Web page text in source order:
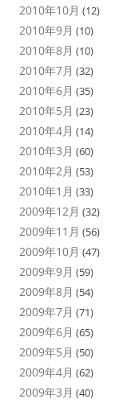
2010年10月 (12)
2010年9月 (10)
2010年8月 (10)
2010年7月 (32)
2010年6月 (35)
2010年5月 (23)
2010年4月 (14)
2010年3月 (60)
2010年2月 (53)
2010年1月 (33)
2009年12月 (32)
2009年11月 (56)
2009年10月 (47)
2009年9月 (59)
2009年8月 (54)
2009年7月 (71)
2009年6月 (65)
2009年5月 (50)
2009年4月 (62)
2009年3月 (40)